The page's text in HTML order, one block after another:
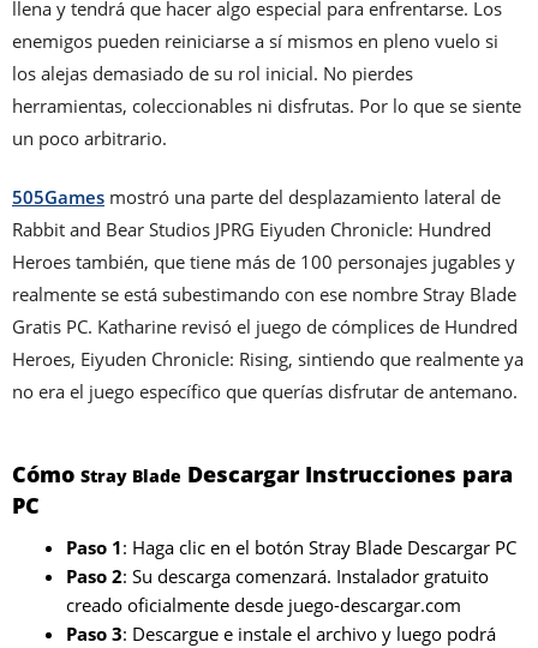
llena y tendrá que hacer algo especial para enfrentarse. Los
enemigos pueden reiniciarse a sí mismos en pleno vuelo si
los alejas demasiado de su rol inicial. No pierdes
herramientas, coleccionables ni disfrutas. Por lo que se siente
un poco arbitrario.
505Games mostró una parte del desplazamiento lateral de
Rabbit and Bear Studios JPRG Eiyuden Chronicle: Hundred
Heroes también, que tiene más de 100 personajes jugables y
realmente se está subestimando con ese nombre Stray Blade
Gratis PC. Katharine revisó el juego de cómplices de Hundred
Heroes, Eiyuden Chronicle: Rising, sintiendo que realmente ya
no era el juego específico que querías disfrutar de antemano.
Cómo Stray Blade Descargar Instrucciones para
PC
Paso 1: Haga clic en el botón Stray Blade Descargar PC
Paso 2: Su descarga comenzará. Instalador gratuito
creado oficialmente desde juego-descargar.com
Paso 3: Descargue e instale el archivo y luego podrá